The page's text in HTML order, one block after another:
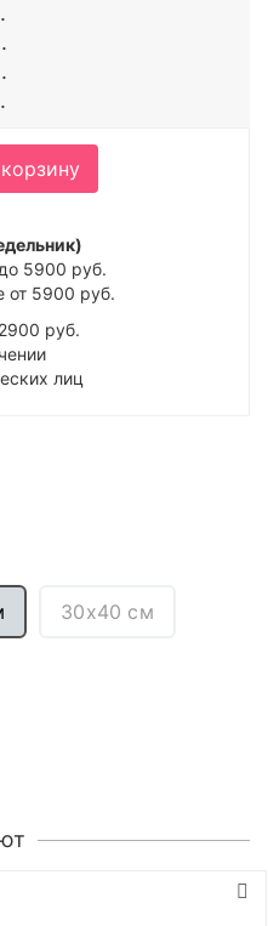
30х40 см
5900 руб.
от 5900 руб.
руб.
лиц